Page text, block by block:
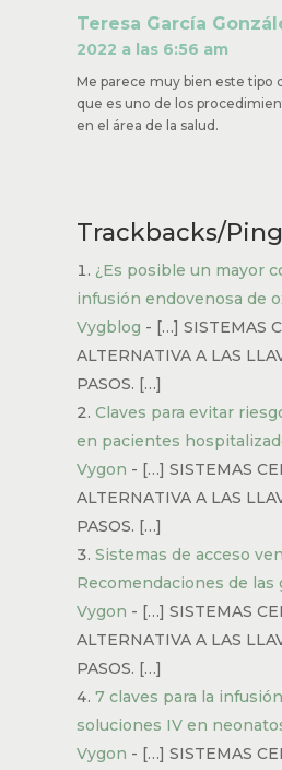
Teresa García
2022 a las 6:56 am
Me parece muy bien este tipo
que es uno de los
en el área de la salud.
Trackbacks/
¿Es posible un mayor
infusión endovenosa de
Vygblog - […] SISTEMAS
ALTERNATIVA A LAS
PASOS. […]
Claves para evitar
en pacientes
Vygon - […] SISTEMAS
ALTERNATIVA A LAS
PASOS. […]
Sistemas de acceso
Recomendaciones de las
Vygon - […] SISTEMAS
ALTERNATIVA A LAS
PASOS. […]
7 claves para la
soluciones IV en
Vygon - […] SISTEMAS